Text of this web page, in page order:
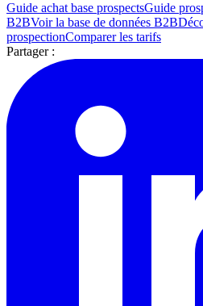
Guide achat base prospectsGuide
B2BVoir la base de données B2B
prospectionComparer les tarifs
Partager :